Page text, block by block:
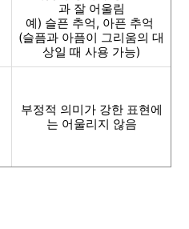
과 잘 어울림
예) 슬픈 추억, 아픈 추억
(슬픔과 아픔이 그리움의 대
상일 때 사용 가능)
부정적 의미가 강한 표현에
는 어울리지 않음